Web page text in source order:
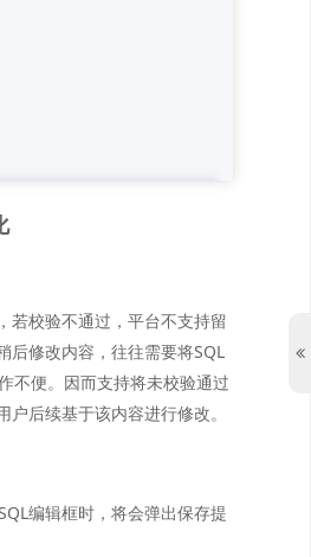
若校验不通过，平台不支持留
后修改内容，往往需要将SQL
不便。因而支持将未校验通过
后续基于该内容进行修改。
编辑框时，将会弹出保存提